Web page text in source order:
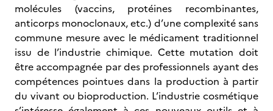
molécules (vaccins, protéines recombinantes,
anticorps monoclonaux, etc.) d’une complexité sans
commune mesure avec le médicament traditionnel
issu de l’industrie chimique. Cette mutation doit
être accompagnée par des professionnels ayant des
compétences pointues dans la production à partir
du vivant ou bioproduction. L’industrie cosmétique